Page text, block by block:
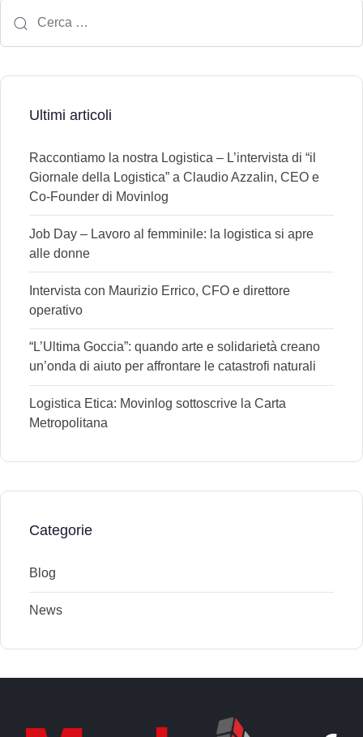
Ultimi articoli
Raccontiamo la nostra Logistica – L’intervista di “il
Giornale della Logistica” a Claudio Azzalin, CEO e
Co-Founder di Movinlog
Job Day – Lavoro al femminile: la logistica si apre
alle donne
Intervista con Maurizio Errico, CFO e direttore
operativo
“L’Ultima Goccia”: quando arte e solidarietà creano
un’onda di aiuto per affrontare le catastrofi naturali
Logistica Etica: Movinlog sottoscrive la Carta
Metropolitana
Categorie
Blog
News